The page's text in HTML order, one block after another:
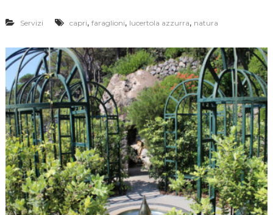
Servizi capri, faraglioni, lucertola azzurra, natura